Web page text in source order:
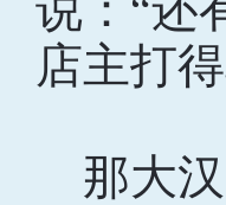
店主打
那大汉